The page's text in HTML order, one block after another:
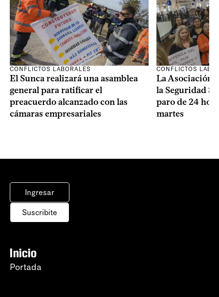
CONFLICTOS LABORALES
El Sunca realizará una asamblea
general para ratificar el
preacuerdo alcanzado con las
cámaras empresariales
CONFLICTOS
La Asociación
la Seguridad
paro de 24
martes
Ingresar
Suscribite
Inicio
Portada